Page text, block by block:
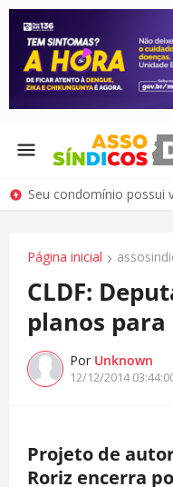
Página inicial
CLDF:
planos
Por Unknown
12/12/2014
Projeto de
Roriz encerra